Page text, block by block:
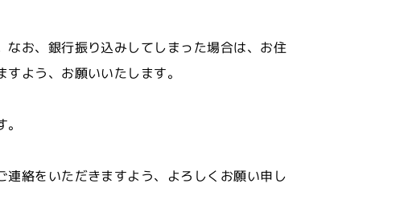
お、銀行振り込みしてしまった場合は、お住
よう、お願いいたします。
絡をいただきますよう、よろしくお願い申し